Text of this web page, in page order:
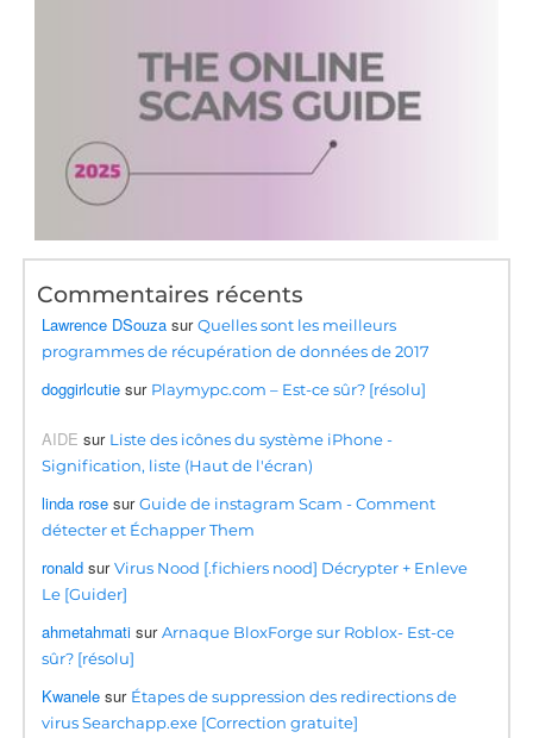
Commentaires récents
Lawrence DSouza surQuelles sont les meilleurs
programmes de récupération de données de 2017
doggirlcutie sur Playmypc.com – Est-ce sûr? [résolu]
AIDE sur Liste des icônes du système iPhone -
Signification, liste (Haut de l'écran)
linda rose surGuide de instagram Scam - Comment
détecter et Échapper Them
ronald surVirus Nood [.fichiers nood] Décrypter + Enleve
Le [Guider]
ahmetahmati surArnaque BloxForge sur Roblox- Est-ce
sûr? [résolu]
Kwanele sur Étapes de suppression des redirections de
virus Searchapp.exe [Correction gratuite]